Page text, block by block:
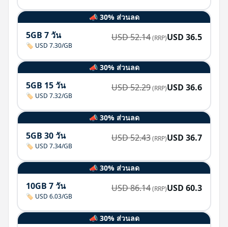
📣 30% ส่วนลด
5GB 7 วัน
🏷️ USD 7.30/GB
USD52.14(RRP)USD 36.5
📣 30% ส่วนลด
5GB 15 วัน
🏷️ USD 7.32/GB
USD52.29(RRP)USD 36.6
📣 30% ส่วนลด
5GB 30 วัน
🏷️ USD 7.34/GB
USD52.43(RRP)USD 36.7
📣 30% ส่วนลด
10GB 7 วัน
🏷️ USD 6.03/GB
USD86.14(RRP)USD 60.3
📣 30% ส่วนลด